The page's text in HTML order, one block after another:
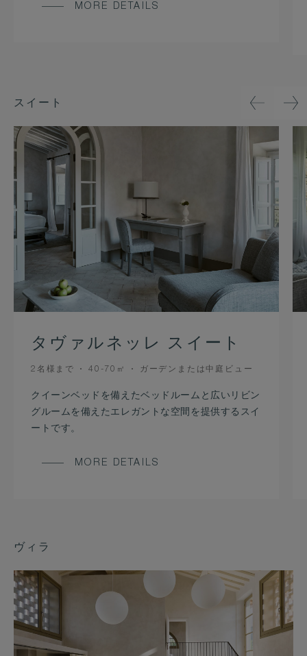
MORE DETAILS
スイート
タヴァルネッレ スイート
OCCUPANCY
2名様まで
ROOM
40-70㎡ VIEW
ガーデンまたは中庭ビュー
クイーンベッドを備えたベッドルームと広いリビン
グルームを備えたエレガントな空間を提供するスイ
ートです。
MORE DETAILS
ヴィラ